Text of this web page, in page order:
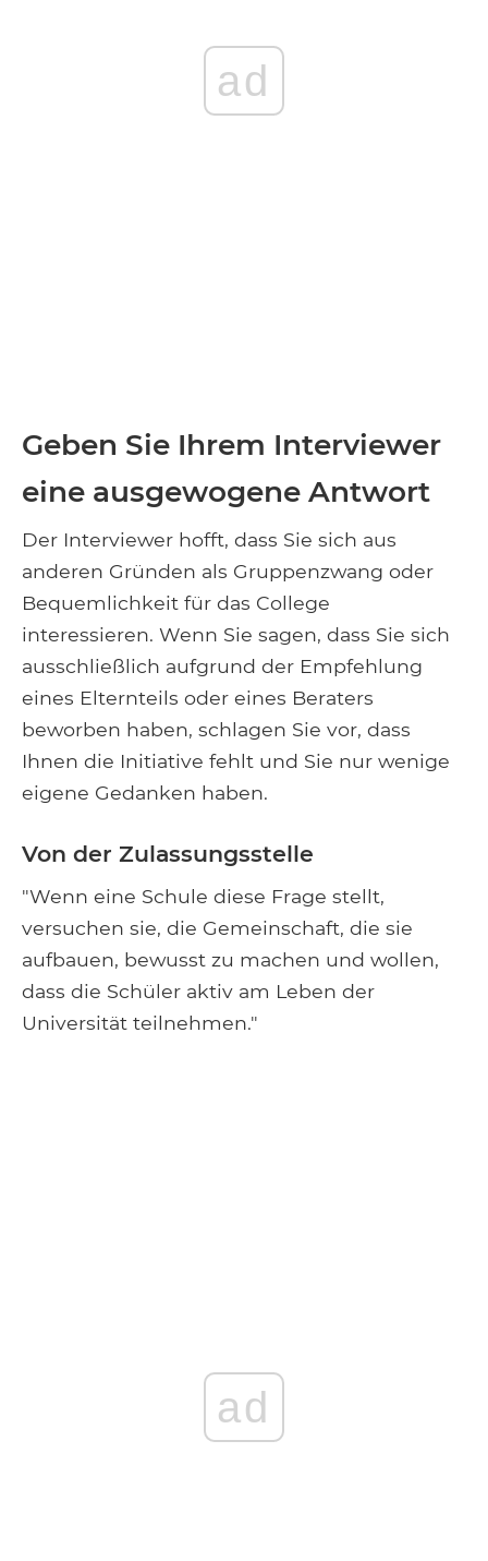
ad
Geben Sie Ihrem Interviewer
eine ausgewogene Antwort
Der Interviewer hofft, dass Sie sich aus
anderen Gründen als Gruppenzwang oder
Bequemlichkeit für das College
interessieren. Wenn Sie sagen, dass Sie sich
ausschließlich aufgrund der Empfehlung
eines Elternteils oder eines Beraters
beworben haben, schlagen Sie vor, dass
Ihnen die Initiative fehlt und Sie nur wenige
eigene Gedanken haben.
Von der Zulassungsstelle
"Wenn eine Schule diese Frage stellt,
versuchen sie, die Gemeinschaft, die sie
aufbauen, bewusst zu machen und wollen,
dass die Schüler aktiv am Leben der
Universität teilnehmen."
ad